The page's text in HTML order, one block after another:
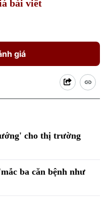
bài viết
giá
cho thị trường
ba căn bệnh như